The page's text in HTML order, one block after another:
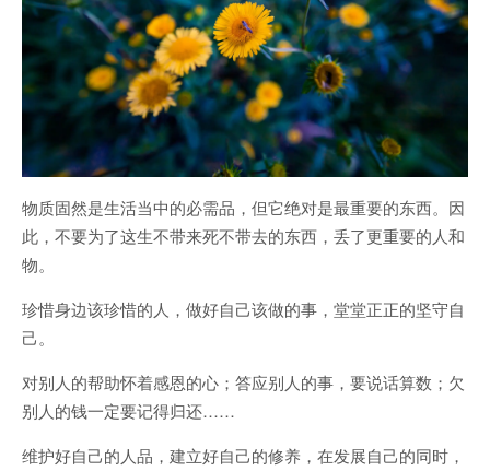
物质固然是生活当中的必需品，但它绝对是最重要的东西。因
此，不要为了这生不带来死不带去的东西，丢了更重要的人和
物。
珍惜身边该珍惜的人，做好自己该做的事，堂堂正正的坚守自
己。
对别人的帮助怀着感恩的心；答应别人的事，要说话算数；欠
别人的钱一定要记得归还……
维护好自己的人品，建立好自己的修养，在发展自己的同时，